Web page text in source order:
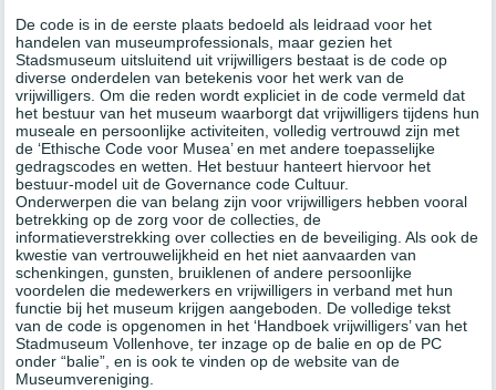
De code is in de eerste plaats bedoeld als leidraad voor het
handelen van museumprofessionals, maar gezien het
Stadsmuseum uitsluitend uit vrijwilligers bestaat is de code op
diverse onderdelen van betekenis voor het werk van de
vrijwilligers. Om die reden wordt expliciet in de code vermeld dat
het bestuur van het museum waarborgt dat vrijwilligers tijdens hun
museale en persoonlijke activiteiten, volledig vertrouwd zijn met
de ‘Ethische Code voor Musea’ en met andere toepasselijke
gedragscodes en wetten. Het bestuur hanteert hiervoor het
bestuur-model uit de Governance code Cultuur.
Onderwerpen die van belang zijn voor vrijwilligers hebben vooral
betrekking op de zorg voor de collecties, de
informatieverstrekking over collecties en de beveiliging. Als ook de
kwestie van vertrouwelijkheid en het niet aanvaarden van
schenkingen, gunsten, bruiklenen of andere persoonlijke
voordelen die medewerkers en vrijwilligers in verband met hun
functie bij het museum krijgen aangeboden. De volledige tekst
van de code is opgenomen in het ‘Handboek vrijwilligers’ van het
Stadmuseum Vollenhove, ter inzage op de balie en op de PC
onder “balie”, en is ook te vinden op de website van de
Museumvereniging.